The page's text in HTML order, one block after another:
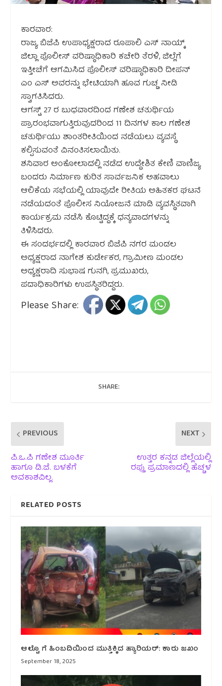
ಕಾರವಾರ:
ರಾಜ್ಯ ಬಿಜೆಪಿ ಉಪಾಧ್ಯಕ್ಷರಾದ ರೂಪಾಲಿ ಎಸ್ ನಾಯ್ಕ್
ಜಿಲ್ಲಾ ಪೊಲೀಸ್ ವರಿಷ್ಠಾಧಿಕಾರಿ ಕಚೇರಿ ತೆರಳಿ, ಜಿಲ್ಲೆಗೆ
ಇತ್ತೀಚೆಗೆ ಆಗಮಿಸಿದ ಪೊಲೀಸ್ ವರಿಷ್ಠಾಧಿಕಾರಿ ದೀಪನ್
ಎಂ ಎಸ್ ಅವರನ್ನು ಭೇಟಿಯಾಗಿ ಹೂವ ಗುಚ್ಚ ನೀಡಿ
ಸ್ವಾಗತಿಸಿದರು.
ಆಗಸ್ಟ್ 27 ರ ಬುಧವಾರದಿಂದ ಗಣೇಶ ಚತುರ್ಥಿಯ
ಪ್ರಾರಂಭವಾಗುತ್ತಿರುವುದರಿಂದ 11 ದಿನಗಳ ಕಾಲ ಗಣೇಶ
ಚತುರ್ಥಿಯು ಶಾಂತರೀತಿಯಿಂದ ನಡೆಯಲು ವ್ಯವಸ್ಥೆ
ಕಲ್ಪಿಸುವಂತೆ ವಿನಂತಿಸಲಾಯಿತು.
ಶನಿವಾರ ಅಂಕೋಲಾದಲ್ಲಿ ನಡೆದ ಉದ್ದೇಶಿತ ಕೇಣಿ ವಾಣಿಜ್ಯ
ಬಂದರು ನಿರ್ಮಾಣ ಕುರಿತ ಸಾರ್ವಜನಿಕ ಅಹವಾಲು
ಆಲಿಕೆಯ ಸಭೆಯಲ್ಲಿ ಯಾವುದೇ ರೀತಿಯ ಅಹಿತಕರ ಘಟನೆ
ನಡೆಯದಂತೆ ಪೊಲೀಸ ನಿಯೋಜನೆ ಮಾಡಿ ವ್ಯವಸ್ಥಿತವಾಗಿ
ಕಾರ್ಯಕ್ರಮ ನಡೆಸಿ ಕೊಟ್ಟಿದ್ದಕ್ಕೆ ಧನ್ಯವಾದಗಳನ್ನು
ತಿಳಿಸಿದರು.
ಈ ಸಂದರ್ಭದಲ್ಲಿ ಕಾರವಾರ ಬಿಜೆಪಿ ನಗರ ಮಂಡಲ
ಅಧ್ಯಕ್ಷರಾದ ನಾಗೇಶ ಕುರ್ಡೇಕರ, ಗ್ರಾಮೀಣ ಮಂಡಲ
ಅಧ್ಯಕ್ಷರಾದಿ ಸುಭಾಷ ಗುನಗಿ, ಪ್ರಮುಖರು,
ಪದಾಧಿಕಾರಿಗಳು ಉಪಸ್ಥಿತರಿದ್ದರು.
Please Share:
SHARE:
PREVIOUS
ಪಿ.ಒ.ಪಿ ಗಣೇಶ ಮೂರ್ತಿ
ಹಾಗೂ ಡಿ.ಜೆ. ಬಳಕೆಗೆ
ಅವಕಾಶವಿಲ್ಲ.
NEXT
ಉತ್ತರ ಕನ್ನಡ ಜಿಲ್ಲೆಯಲ್ಲಿ
ರಪ್ತು ಪ್ರಮಾಣದಲ್ಲಿ ಹೆಚ್ಚಳ
RELATED POSTS
ಆಲ್ಟೊ ಗೆ ಹಿಂಬದಿಯಿಂದ ಮುತ್ತಿಕ್ಕಿದ ಹ್ಯಾರಿಯರ್: ಕಾರು ಜಖಂ
September 18, 2025